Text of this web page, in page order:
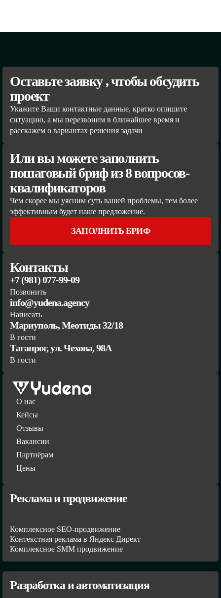
Оставьте заявку , чтобы обсудить
проект
Укажите Ваши контактные данные, кратко опишите
ситуацию, а мы перезвоним в ближайшее время и
расскажем о вариантах решения задачи
Или вы можете заполнить
пошаговый бриф из 8 вопросов-
квалификаторов
Чем скорее мы уясним суть вашей проблемы, тем более
эффективным будет наше предложение.
ЗАПОЛНИТЬ БРИФ
Контакты
+7 (981) 077-99-09
Позвонить
info@yudena.agency
Написать
Мариуполь, Меотиды 32/18
В гости
Таганрог, ул. Чехова, 98А
В гости
О нас
Кейсы
Отзывы
Вакансии
Партнёрам
Цены
Реклама и продвижение
Комплексное SEO-продвижение
Контекстная реклама в Яндекс Директ
Комплексное SMM продвижение
Разработка и автоматизация